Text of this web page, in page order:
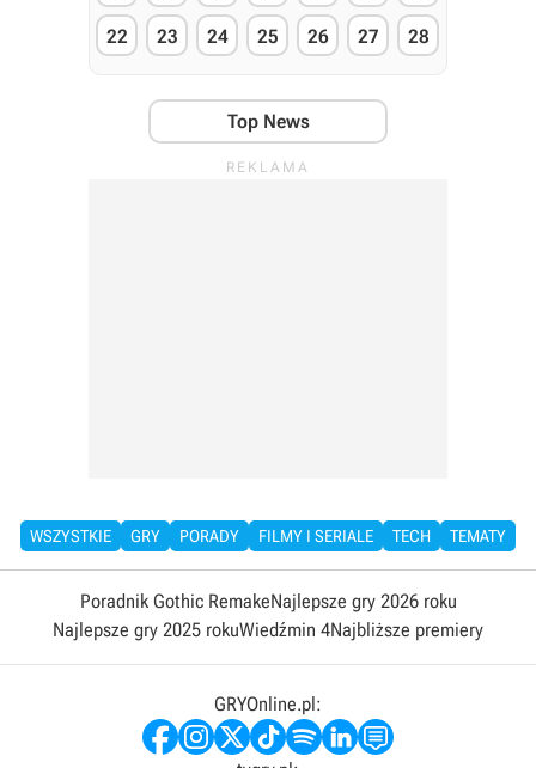
22 23 24 25 26 27 28
Top News
WSZYSTKIE GRY PORADY FILMY I SERIALE TECH TEMATY
Poradnik Gothic RemakeNajlepsze gry 2026 roku
Najlepsze gry 2025 rokuWiedźmin 4Najbliższe premiery
GRYOnline.pl: